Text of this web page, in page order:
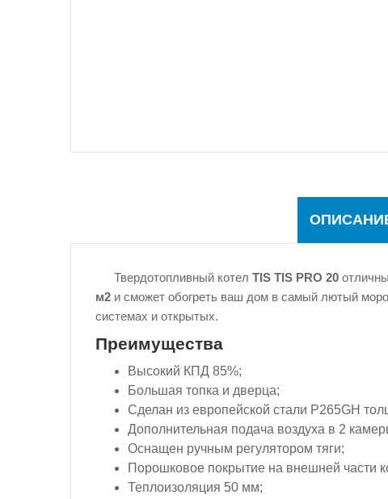
Твердотопливный котел TIS TIS PRO 20
м2 и сможет обогреть ваш дом в самый лютый
системах и открытых.
Преимущества
Высокий КПД 85%;
Большая топка и дверца;
Сделан из европейской стали P265GH
Дополнительная подача воздуха в 2
Оснащен ручным регулятором тяги;
Порошковое покрытие на внешней части
Теплоизоляция 50 мм;